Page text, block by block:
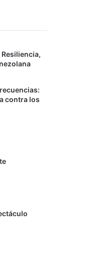
contra los